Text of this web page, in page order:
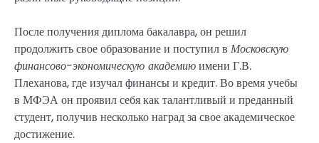
После получения диплома бакалавра, он решил
продолжить свое образование и поступил в Московскую
финансово-экономическую академиюимени Г.В.
Плеханова, где изучал финансы и кредит. Во время учебы
в МФЭА он проявил себя как талантливый и преданный
студент, получив несколько наград за свое академическое
достижение.